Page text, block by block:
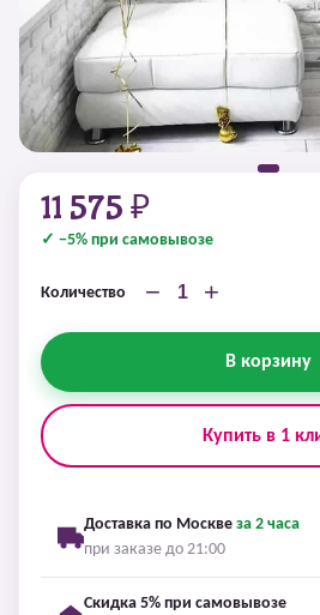
11 575 ₽
✓ −5% при самовывозе
Количество − +
В корзину
Купить в 1
Доставка по Москве за 2 часа
при заказе до 21:00
Скидка 5% при самовывозе